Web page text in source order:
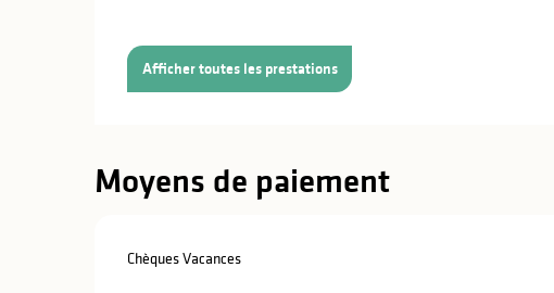
Afficher toutes les prestations
Moyens de paiement
Chèques Vacances